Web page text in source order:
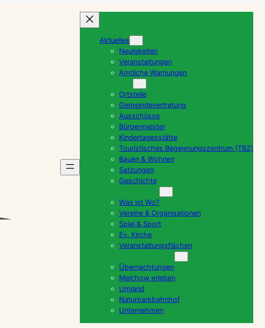
Aktuelles
Neuigkeiten
Veranstaltungen
Amtliche Warnungen
Ortsteile
Gemeindevertretung
Ausschüsse
Bürgermeister
Kindertagesstätte
Touristisches Begegnungszentrum (TBZ)
Bauen & Wohnen
Satzungen
Geschichte
Was ist Wo?
Vereine & Organisationen
Spiel & Sport
Ev. Kirche
Veranstaltungsflächen
Übernachtungen
Melchow erleben
Umland
Naturparkbahnhof
Unternehmen